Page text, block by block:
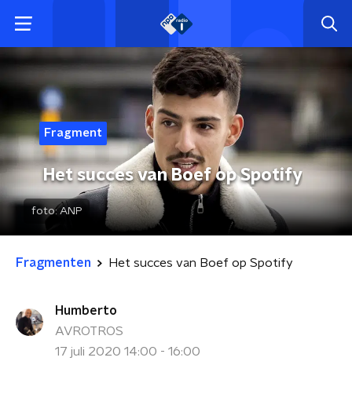
Fragment
Het succes van Boef op Spotify
foto:ANP
Fragmenten Het succes van Boef op Spotify
Humberto
AVROTROS
17 juli 2020 14:00 - 16:00